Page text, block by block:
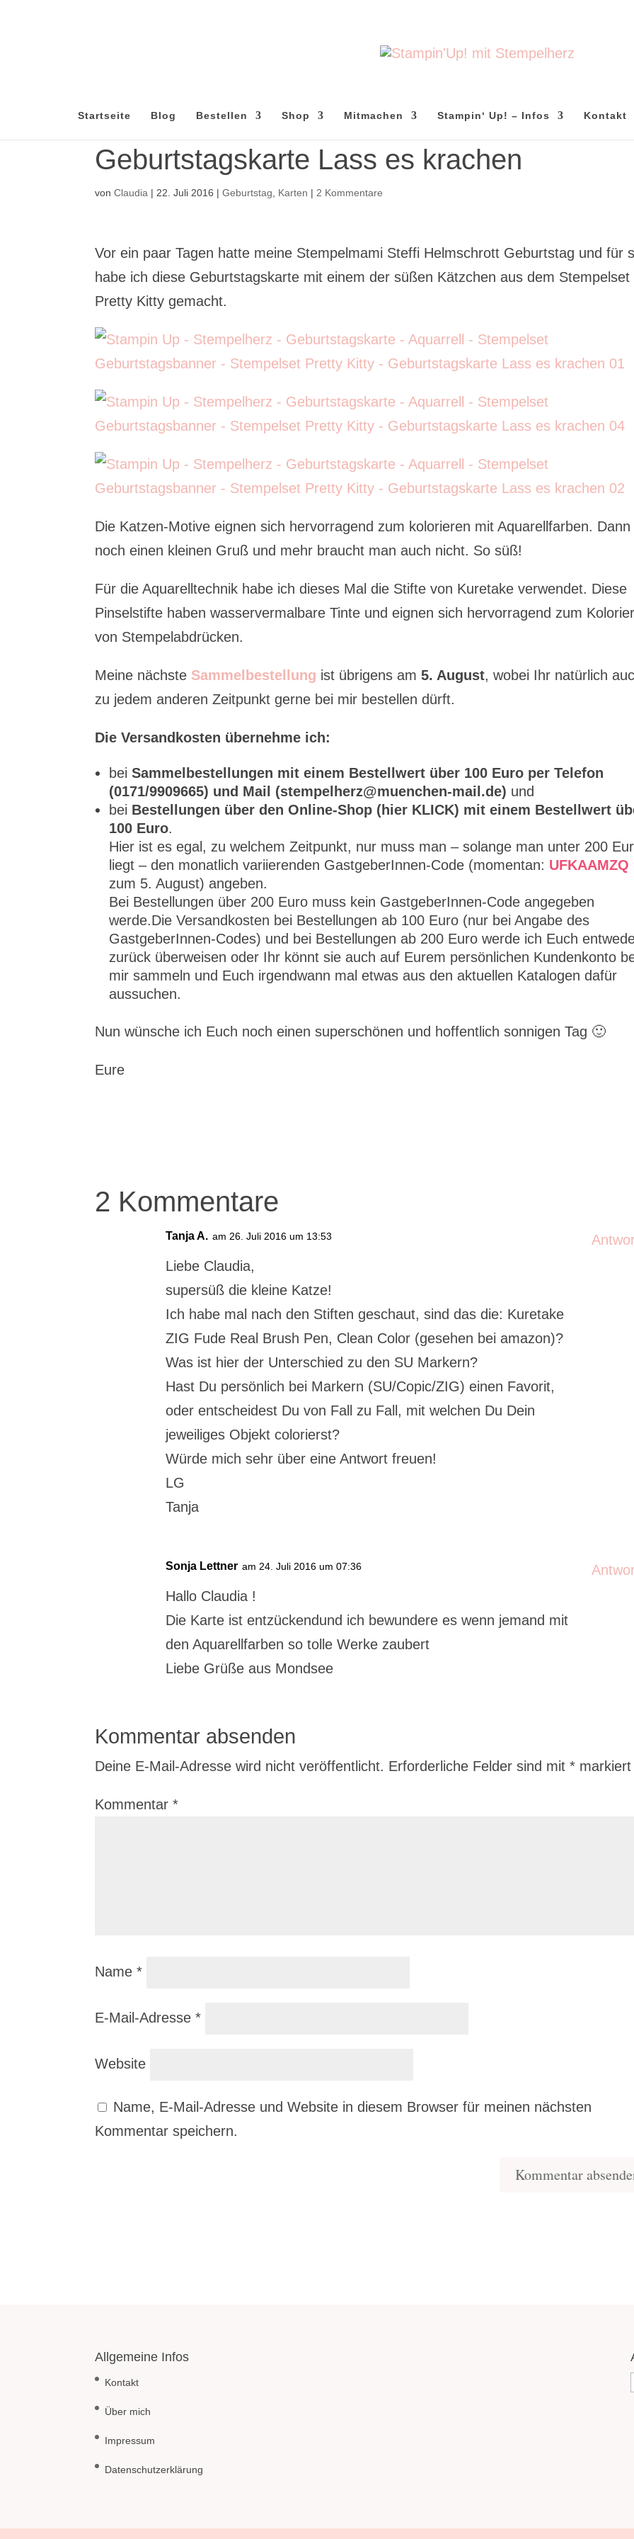
Startseite Blog Bestellen Shop Mitmachen Stampin‘ Up! – Infos Kontakt
Geburtstagskarte Lass es krachen
vonClaudia | 22. Juli 2016 |Geburtstag Karten | 2 Kommentare
Vor ein paar Tagen hatte meine Stempelmami Steffi Helmschrott Geburtstag und für
habe ich diese Geburtstagskarte mit einem der süßen Kätzchen aus dem Stempelset
Pretty Kitty gemacht.
Die Katzen-Motive eignen sich hervorragend zum kolorieren mit Aquarellfarben. Dann
noch einen kleinen Gruß und mehr braucht man auch nicht. So süß!
Für die Aquarelltechnik habe ich dieses Mal die Stifte von Kuretake verwendet. Diese
Pinselstifte haben wasservermalbare Tinte und eignen sich hervorragend zum
von Stempelabdrücken.
Meine nächste Sammelbestellung ist übrigens am5. August, wobei Ihr natürlich
zu jedem anderen Zeitpunkt gerne bei mir bestellen dürft.
Die Versandkosten übernehme ich:
beiSammelbestellungen mit einem Bestellwert über 100 Euro per Telefon
(0171/9909665) und Mail (stempelherz@muenchen-mail.de) und
bei Bestellungen über den Online-Shop (hier KLICK) mit einem Bestellwert
100 Euro.
Hier ist es egal, zu welchem Zeitpunkt, nur muss man – solange man unter 200
liegt – den monatlich variierenden GastgeberInnen-Code (momentan: UFKAAMZQ
zum 5. August) angeben.
Bei Bestellungen über 200 Euro muss kein GastgeberInnen-Code angegeben
werde.Die Versandkosten bei Bestellungen ab 100 Euro (nur bei Angabe des
GastgeberInnen-Codes) und bei Bestellungen ab 200 Euro werde ich Euch
zurück überweisen oder Ihr könnt sie auch auf Eurem persönlichen Kundenkonto
mir sammeln und Euch irgendwann mal etwas aus den aktuellen Katalogen dafür
aussuchen.
Nun wünsche ich Euch noch einen superschönen und hoffentlich sonnigen Tag 🙂
Eure
2 Kommentare
Tanja A. am 26. Juli 2016 um 13:53
Liebe Claudia,
supersüß die kleine Katze!
Ich habe mal nach den Stiften geschaut, sind das die: Kuretake
ZIG Fude Real Brush Pen, Clean Color (gesehen bei amazon)?
Was ist hier der Unterschied zu den SU Markern?
Hast Du persönlich bei Markern (SU/Copic/ZIG) einen Favorit,
oder entscheidest Du von Fall zu Fall, mit welchen Du Dein
jeweiliges Objekt colorierst?
Würde mich sehr über eine Antwort freuen!
LG
Tanja
Sonja Lettner am 24. Juli 2016 um 07:36
Hallo Claudia !
Die Karte ist entzückendund ich bewundere es wenn jemand mit
den Aquarellfarben so tolle Werke zaubert
Liebe Grüße aus Mondsee
Kommentar absenden
Deine E-Mail-Adresse wird nicht veröffentlicht. Erforderliche Felder sind mit* markiert
Kommentar*
Name*
E-Mail-Adresse*
Website
Name, E-Mail-Adresse und Website in diesem Browser für meinen nächsten
Kommentar speichern.
Allgemeine Infos
Kontakt
Über mich
Impressum
Datenschutzerklärung